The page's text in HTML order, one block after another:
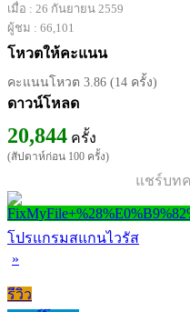
เมื่อ : 26 กันยายน 2559
ผู้ชม : 66,101
โหวตให้คะแนน
คะแนนโหวต 3.86 (14 ครั้ง)
ดาวน์โหลด
20,844 ครั้ง
(สัปดาห์ก่อน 100 ครั้ง)
แชร์บท
โปรแกรมสแกนไวรัส
»
รีวิว